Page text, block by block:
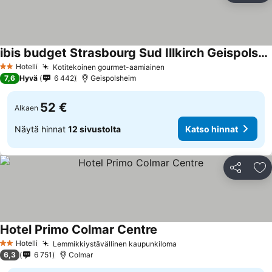
2 Tähtiluokitus
Hotelli Kotitekoinen gourmet-aamiainen
ibis budget Strasbourg Sud Illkirch Geispolsheim
Katso hinnat
7,6 Hyvä 6 442 Geispolsheim
Alkaen 52 €
Näytä hinnat 12 sivustolta Katso hinnat
Jaa
2 Tähtiluokitus
Hotelli Lemmikkiystävällinen kaupunkiloma
Hotel Primo Colmar Centre
6,3 6 751 Colmar